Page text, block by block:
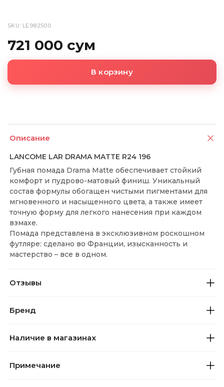
SKU: LE982500
721 000 сум
В корзину
Описание
LANCOME LAR DRAMA MATTE R24 196
Губная помада Drama Matte обеспечивает стойкий
комфорт и пудрово-матовый финиш. Уникальный
состав формулы обогащен чистыми пигментами для
мгновенного и насыщенного цвета, а также имеет
точную форму для легкого нанесения при каждом
взмахе.
Помада представлена ​​в эксклюзивном роскошном
футляре: сделано во Франции, изысканность и
мастерство – все в одном.
Отзывы
Бренд
Наличие в магазинах
Примечание